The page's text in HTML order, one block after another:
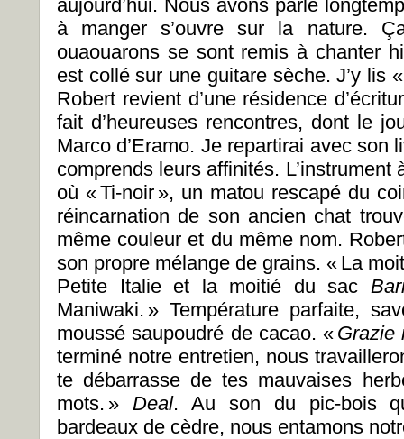
aujourd’hui. Nous avons parlé
à manger s’ouvre sur la nature.
ouaouarons se sont remis à chanter
est collé sur une guitare sèche. J’y lis «
Robert revient d’une résidence
fait d’heureuses rencontres, dont le
Marco d’Eramo. Je repartirai avec son
comprends leurs affinités.
où «Ti-noir », un matou rescapé du
réincarnation de son ancien chat
même couleur et du même nom.
son propre mélange de grains. « La
Petite Italie et la moitié du sac
Maniwaki. » Température parfaite,
moussé saupoudré de cacao. « Grazie
terminé notre entretien, nous
te débarrasse de tes mauvaises
mots. » Deal. Au son du pic-bois
bardeaux de cèdre, nous entamons